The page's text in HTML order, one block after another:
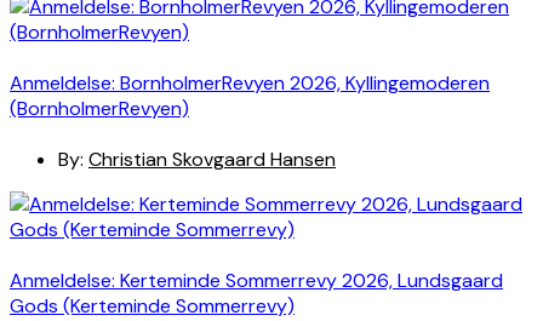
Anmeldelse: BornholmerRevyen 2026, Kyllingemoderen
(BornholmerRevyen)
By: Christian Skovgaard Hansen
Anmeldelse: Kerteminde Sommerrevy 2026, Lundsgaard
Gods (Kerteminde Sommerrevy)